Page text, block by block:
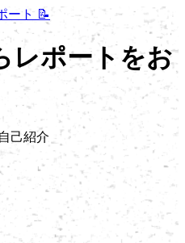
ート 📝
レポートをお
己紹介